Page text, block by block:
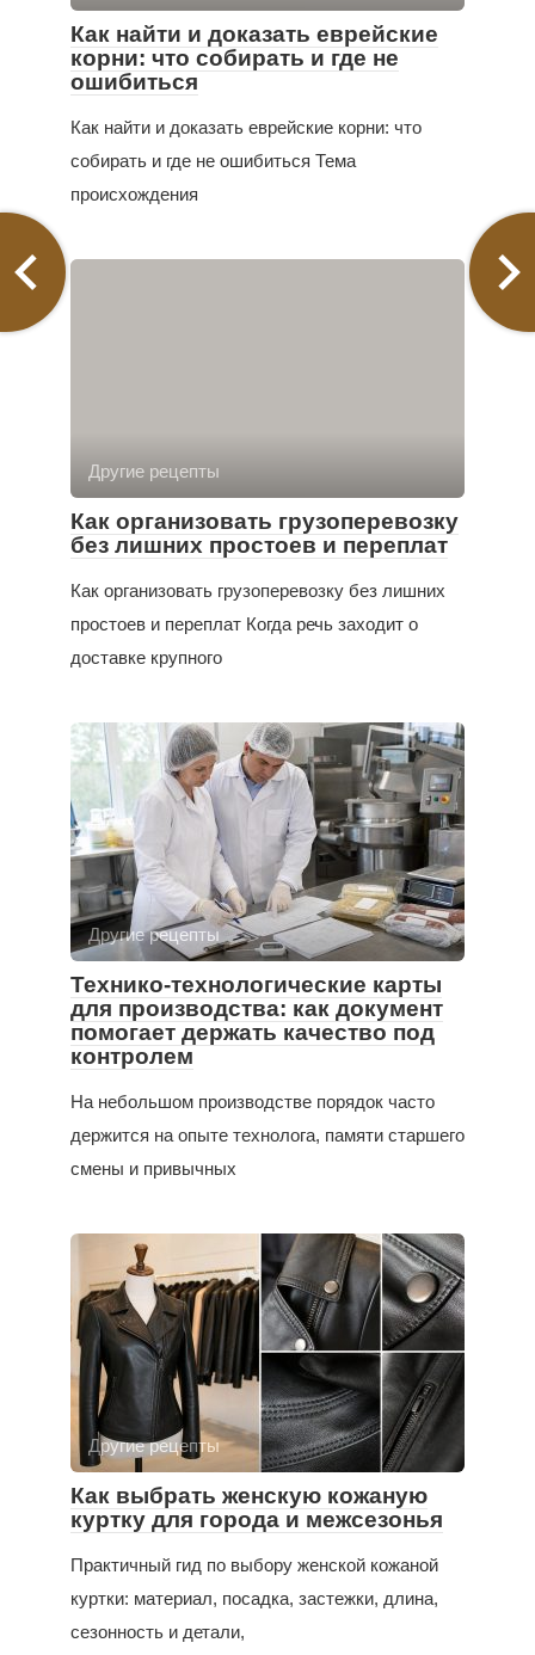
Как найти и доказать еврейские
корни: что собирать и где не
ошибиться
Как найти и доказать еврейские корни: что
собирать и где не ошибиться Тема
происхождения
Другие рецепты
Как организовать грузоперевозку
без лишних простоев и переплат
Как организовать грузоперевозку без лишних
простоев и переплат Когда речь заходит о
доставке крупного
Другие рецепты
Технико-технологические карты
для производства: как документ
помогает держать качество под
контролем
На небольшом производстве порядок часто
держится на опыте технолога, памяти старшего
смены и привычных
Другие рецепты
Как выбрать женскую кожаную
куртку для города и межсезонья
Практичный гид по выбору женской кожаной
куртки: материал, посадка, застежки, длина,
сезонность и детали,